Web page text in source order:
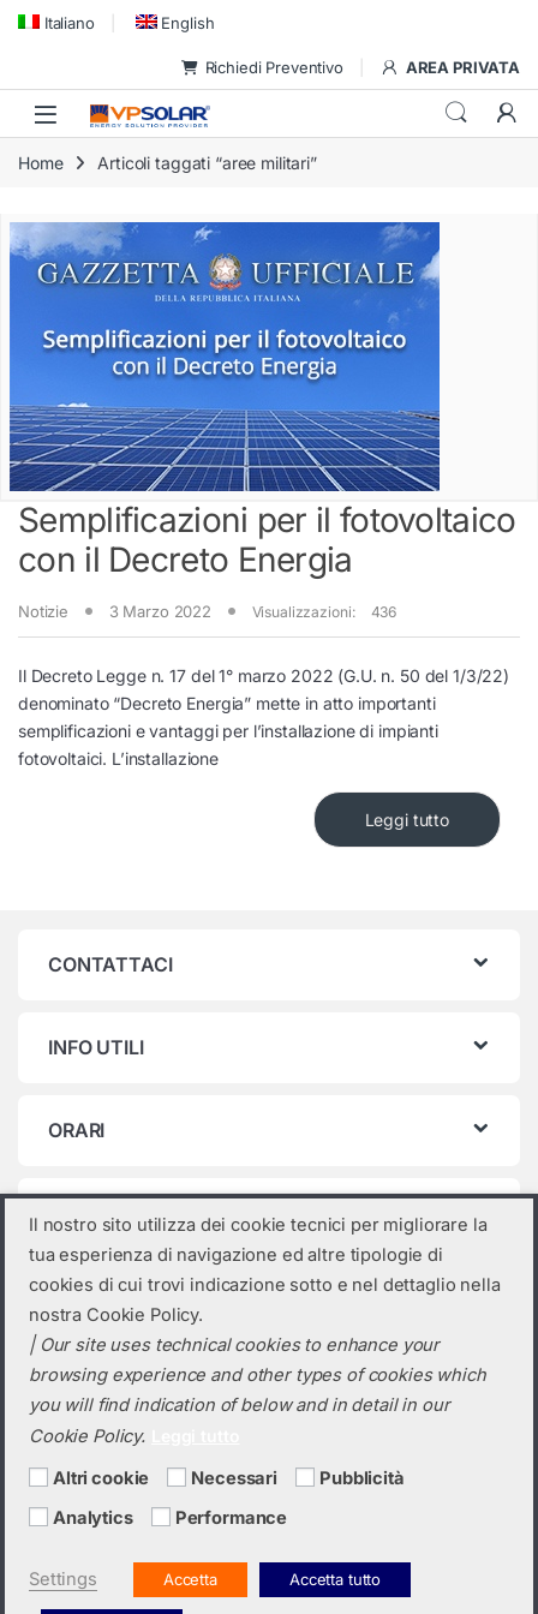
Skip to navigation
Skip to content
Italiano English
Richiedi Preventivo AREA PRIVATA
Home Articoli taggati “aree militari”
Semplificazioni per il fotovoltaico
con il Decreto Energia
Notizie 3 Marzo 2022 Visualizzazioni: 436
Il Decreto Legge n. 17 del 1° marzo 2022 (G.U. n. 50 del 1/3/22)
denominato “Decreto Energia” mette in atto importanti
semplificazioni e vantaggi per l’installazione di impianti
fotovoltaici. L’installazione
Leggi tutto
CONTATTACI
INFO UTILI
ORARI
Categorie prodotto
Seleziona una categoria
Hai bisogno di un preventivo?
+39 0423 6326
Il nostro sito utilizza dei cookie tecnici per migliorare la
tua esperienza di navigazione ed altre tipologie di
cookies di cui trovi indicazione sotto e nel dettaglio nella
nostra Cookie Policy.
| Our site uses technical cookies to enhance your
browsing experience and other types of cookies which
you will find indication of below and in detail in our
Cookie Policy.
Altri cookie Necessari
Pubblicità
Analytics
Performance
Settings Accetta Accetta tutto